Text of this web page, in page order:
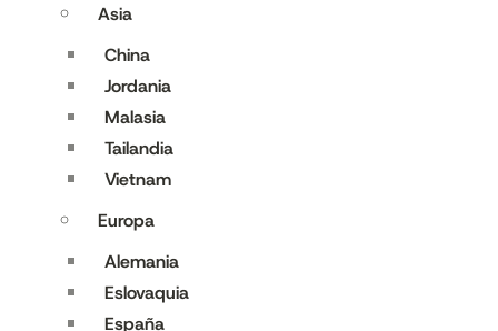
Asia
China
Jordania
Malasia
Tailandia
Vietnam
Europa
Alemania
Eslovaquia
España